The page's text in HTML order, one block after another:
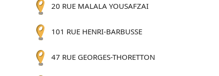
20 RUE MALALA YOUSAFZAI
101 RUE HENRI-BARBUSSE
47 RUE GEORGES-THORETTON